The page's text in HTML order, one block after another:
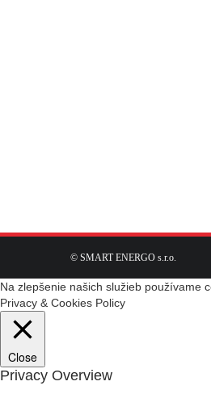
© SMART ENERGO s.r.o.
Na zlepšenie našich služieb používame
Privacy & Cookies Policy
Close
Privacy Overview